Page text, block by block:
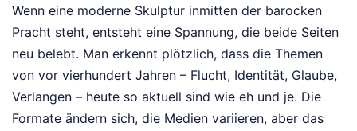
Wenn eine moderne Skulptur inmitten der barocken
Pracht steht, entsteht eine Spannung, die beide Seiten
neu belebt. Man erkennt plötzlich, dass die Themen
von vor vierhundert Jahren – Flucht, Identität, Glaube,
Verlangen – heute so aktuell sind wie eh und je. Die
Formate ändern sich, die Medien variieren, aber das